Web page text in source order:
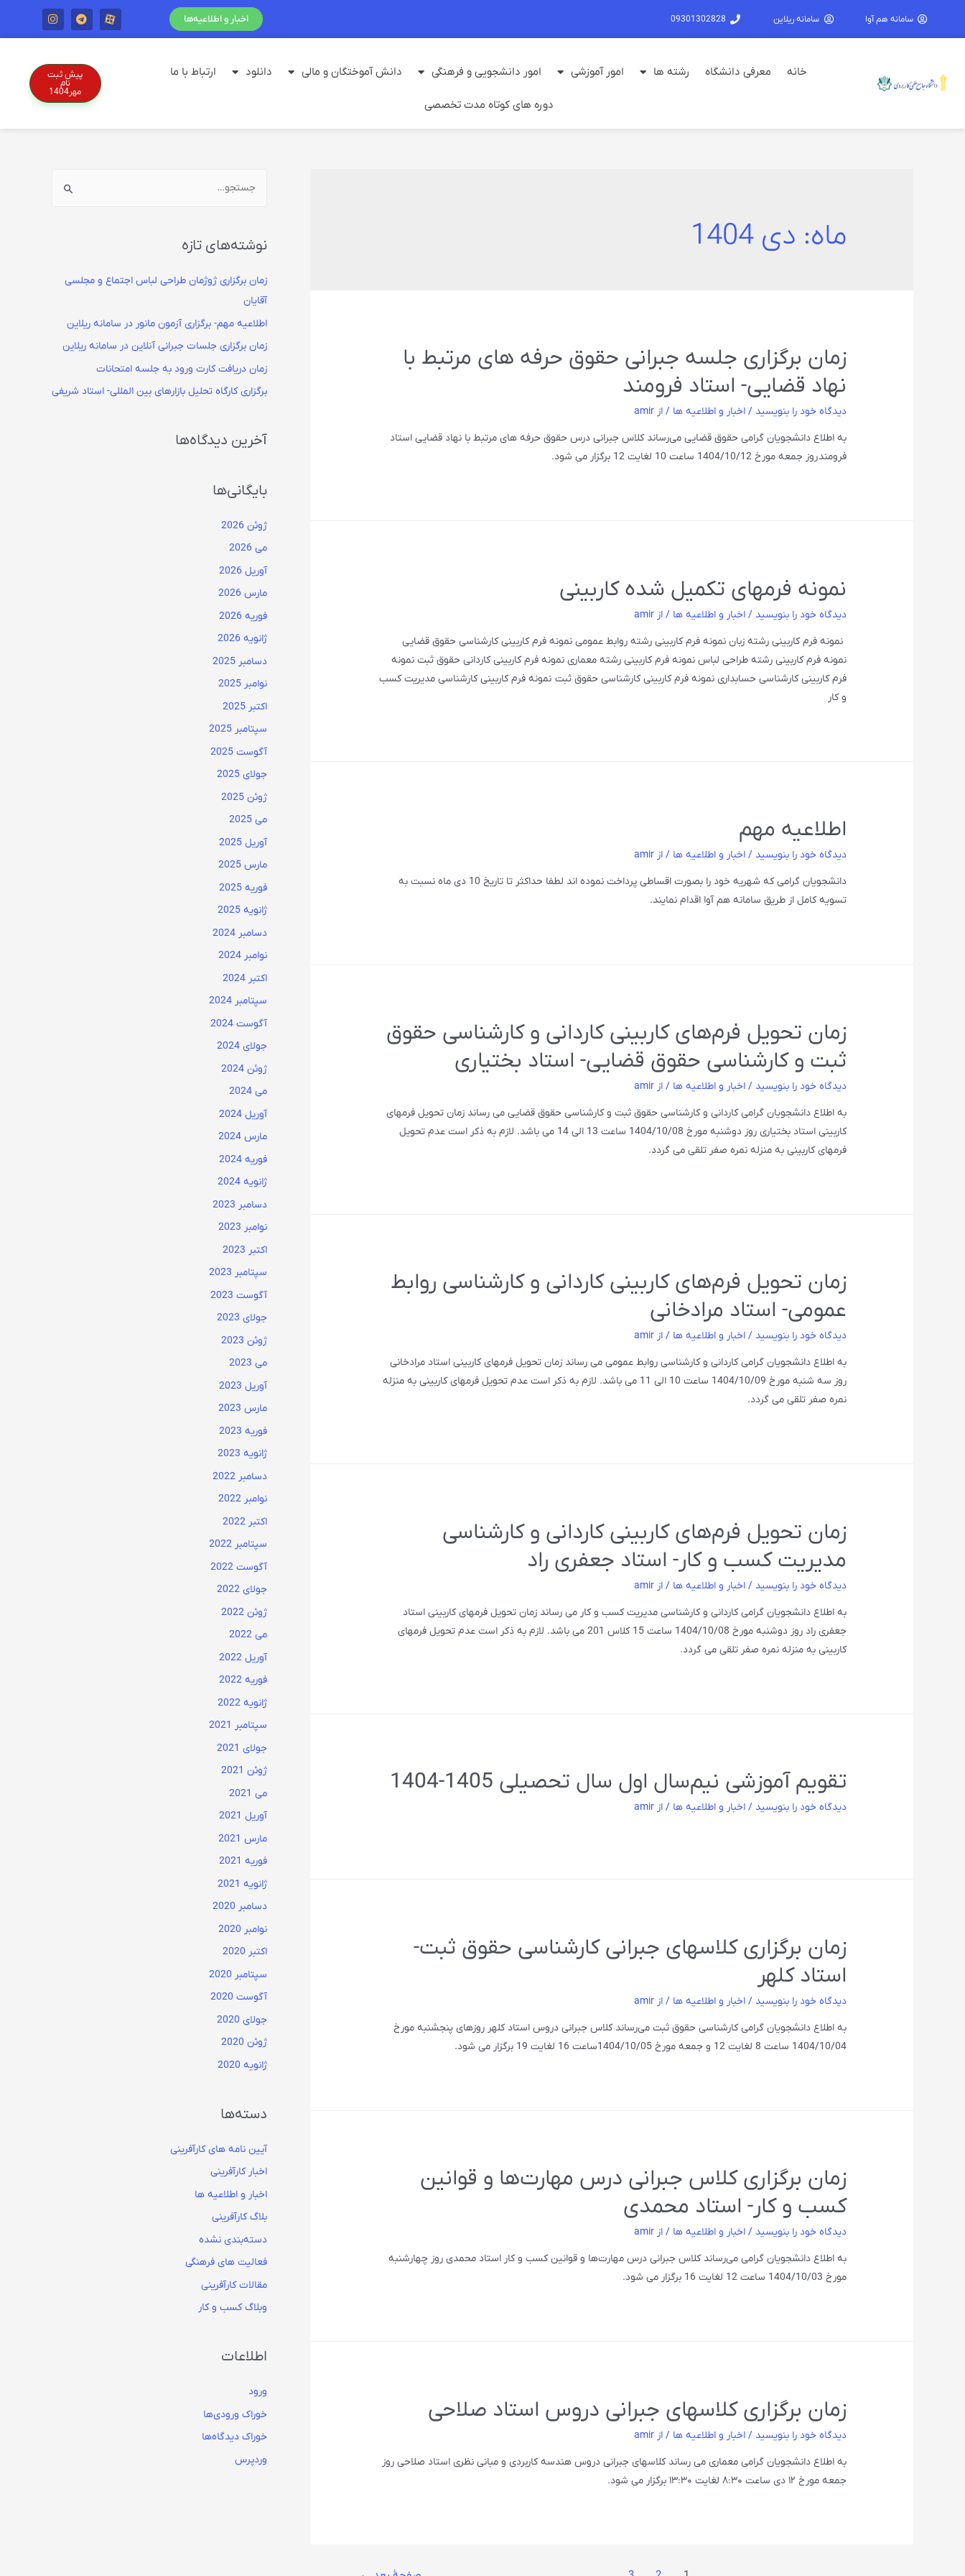
سامانه هم آوا سامانه ریلاین 09301302828 اخبار و اطلاعیه‌ها
خانه معرفی دانشگاه رشته ها امور آموزشی امور دانشجویی و فرهنگی دانش آموختگان و مالی دانلود ارتباط با ما
دوره های کوتاه مدت تخصصی
پیش ثبت
نام
مهر1404
ماه: دی 1404
زمان برگزاری جلسه جبرانی حقوق حرفه های مرتبط با
نهاد قضایی- استاد فرومند
دیدگاه‌ خود را بنویسید /اخبار و اطلاعیه ها / از amir
به اطلاع دانشجویان گرامی حقوق قضایی می‌رساند کلاس جبرانی درس حقوق حرفه های مرتبط با نهاد قضایی استاد
فرومند روز جمعه مورخ 1404/10/12 ساعت 10 لغایت 12 برگزار می شود.
نمونه فرمهای تکمیل شده کاربینی
دیدگاه‌ خود را بنویسید /اخبار و اطلاعیه ها / از amir
نمونه فرم کاربینی رشته زبان نمونه فرم کاربینی رشته روابط عمومی نمونه فرم کاربینی کارشناسی حقوق قضایی
نمونه فرم کاربینی رشته طراحی لباس نمونه فرم کاربینی رشته معماری نمونه فرم کاربینی کاردانی حقوق ثبت نمونه
فرم کاربینی کارشناسی حسابداری نمونه فرم کاربینی کارشناسی حقوق ثبت نمونه فرم کاربینی کارشناسی مدیریت کسب
و کار
اطلاعیه مهم
دیدگاه‌ خود را بنویسید /اخبار و اطلاعیه ها / از amir
دانشجویان گرامی که شهریه خود را بصورت اقساطی پرداخت نموده اند لطفا حداکثر تا تاریخ 10 دی ماه نسبت به
تسویه کامل از طریق سامانه هم آوا اقدام نمایند.
زمان تحویل فرم‌های کاربینی کاردانی و کارشناسی حقوق
ثبت و کارشناسی حقوق قضایی- استاد بختیاری
دیدگاه‌ خود را بنویسید /اخبار و اطلاعیه ها / از amir
به اطلاع دانشجویان گرامی کاردانی و کارشناسی حقوق ثبت و کارشناسی حقوق قضایی می رساند زمان تحویل فرمهای
کاربینی استاد بختیاری روز دوشنبه مورخ 1404/10/08 ساعت 13 الی 14 می باشد. لازم به ذکر است عدم تحویل
فرمهای کاربینی به منزله نمره صفر تلقی می گردد.
زمان تحویل فرم‌های کاربینی کاردانی و کارشناسی روابط
عمومی- استاد مرادخانی
دیدگاه‌ خود را بنویسید /اخبار و اطلاعیه ها / از amir
به اطلاع دانشجویان گرامی کاردانی و کارشناسی روابط عمومی می رساند زمان تحویل فرمهای کاربینی استاد مرادخانی
روز سه شنبه مورخ 1404/10/09 ساعت 10 الی 11 می باشد. لازم به ذکر است عدم تحویل فرمهای کاربینی به منزله
نمره صفر تلقی می گردد.
زمان تحویل فرم‌های کاربینی کاردانی و کارشناسی
مدیریت کسب و کار- استاد جعفری راد
دیدگاه‌ خود را بنویسید /اخبار و اطلاعیه ها / از amir
به اطلاع دانشجویان گرامی کاردانی و کارشناسی مدیریت کسب و کار می رساند زمان تحویل فرمهای کاربینی استاد
جعفری راد روز دوشنبه مورخ 1404/10/08 ساعت 15 کلاس 201 می باشد. لازم به ذکر است عدم تحویل فرمهای
کاربینی به منزله نمره صفر تلقی می گردد.
تقویم آموزشی نیم‌سال اول سال تحصیلی 1405-1404
دیدگاه‌ خود را بنویسید /اخبار و اطلاعیه ها / از amir
زمان برگزاری کلاسهای جبرانی کارشناسی حقوق ثبت-
استاد کلهر
دیدگاه‌ خود را بنویسید /اخبار و اطلاعیه ها / از amir
به اطلاع دانشجویان گرامی کارشناسی حقوق ثبت می‌رساند کلاس جبرانی دروس استاد کلهر روزهای پنجشنبه مورخ
1404/10/04 ساعت 8 لغایت 12 و جمعه مورخ 1404/10/05ساعت 16 لغایت 19 برگزار می شود.
زمان برگزاری کلاس جبرانی درس مهارت‌ها و قوانین
کسب و کار- استاد محمدی
دیدگاه‌ خود را بنویسید /اخبار و اطلاعیه ها / از amir
به اطلاع دانشجویان گرامی می‌رساند کلاس جبرانی درس مهارت‌ها و قوانین کسب و کار استاد محمدی روز چهارشنبه
مورخ 1404/10/03 ساعت 12 لغایت 16 برگزار می شود.
زمان برگزاری کلاسهای جبرانی دروس استاد صلاحی
دیدگاه‌ خود را بنویسید /اخبار و اطلاعیه ها / از amir
به اطلاع دانشجویان گرامی معماری می رساند کلاسهای جبرانی دروس هندسه کاربردی و مبانی نظری استاد صلاحی روز
جمعه مورخ ۱۲ دی ساعت ۸:۳۰ لغایت ۱۳:۳۰ برگزار می شود.
نوشته‌های تازه
زمان برگزاری ژوژمان طراحی لباس اجتماع و مجلسی
آقایان
اطلاعیه مهم- برگزاری آزمون مانور در سامانه ریلاین
زمان برگزاری جلسات جبرانی آنلاین در سامانه ریلاین
زمان دریافت کارت ورود به جلسه امتحانات
برگزاری کارگاه تحلیل بازارهای بین المللی- استاد شریفی
آخرین دیدگاه‌ها
بایگانی‌ها
ژوئن 2026
می 2026
آوریل 2026
مارس 2026
فوریه 2026
ژانویه 2026
دسامبر 2025
نوامبر 2025
اکتبر 2025
سپتامبر 2025
آگوست 2025
جولای 2025
ژوئن 2025
می 2025
آوریل 2025
مارس 2025
فوریه 2025
ژانویه 2025
دسامبر 2024
نوامبر 2024
اکتبر 2024
سپتامبر 2024
آگوست 2024
جولای 2024
ژوئن 2024
می 2024
آوریل 2024
مارس 2024
فوریه 2024
ژانویه 2024
دسامبر 2023
نوامبر 2023
اکتبر 2023
سپتامبر 2023
آگوست 2023
جولای 2023
ژوئن 2023
می 2023
آوریل 2023
مارس 2023
فوریه 2023
ژانویه 2023
دسامبر 2022
نوامبر 2022
اکتبر 2022
سپتامبر 2022
آگوست 2022
جولای 2022
ژوئن 2022
می 2022
آوریل 2022
فوریه 2022
ژانویه 2022
سپتامبر 2021
جولای 2021
ژوئن 2021
می 2021
آوریل 2021
مارس 2021
فوریه 2021
ژانویه 2021
دسامبر 2020
نوامبر 2020
اکتبر 2020
سپتامبر 2020
آگوست 2020
جولای 2020
ژوئن 2020
ژانویه 2020
دسته‌ها
آیین نامه های کارآفرینی
اخبار کارآفرینی
اخبار و اطلاعیه ها
بلاگ کارآفرینی
دسته‌بندی نشده
فعالیت های فرهنگی
مقالات کارآفرینی
وبلاگ کسب و کار
اطلاعات
ورود
خوراک ورودی‌ها
خوراک دیدگاه‌ها
وردپرس